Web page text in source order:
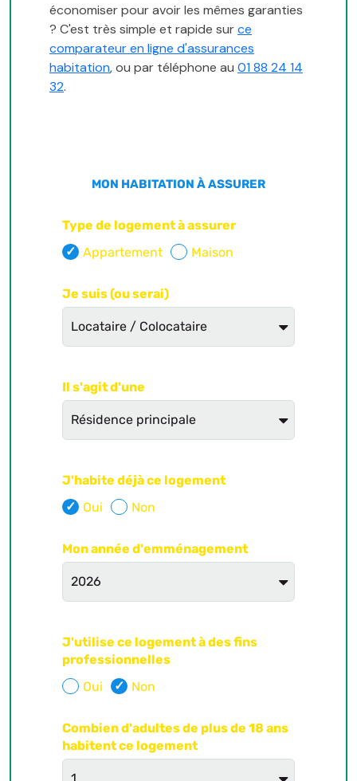
économiser pour avoir les mêmes garanties
? C'est très simple et rapide surce
comparateur en ligne d'assurances
habitation, ou par téléphone au 01 88 24 14
32.